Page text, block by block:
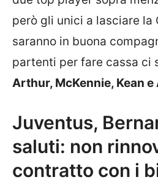
però gli unici a lasciare la
saranno in buona
partenti per fare cassa ci
Arthur, McKennie, Kean e
Juventus,
saluti: non
contratto con i